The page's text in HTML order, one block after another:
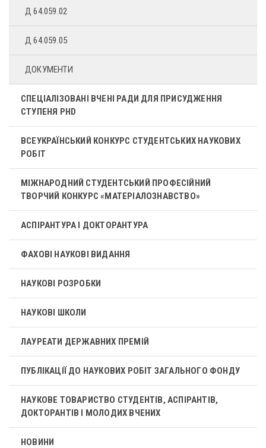
Д 64.059.02
Д 64.059.05
ДОКУМЕНТИ
СПЕЦІАЛІЗОВАНІ ВЧЕНІ РАДИ ДЛЯ ПРИСУДЖЕННЯ
СТУПЕНЯ PHD
ВСЕУКРАЇНСЬКИЙ КОНКУРС СТУДЕНТСЬКИХ НАУКОВИХ
РОБІТ
МІЖНАРОДНИЙ СТУДЕНТСЬКИЙ ПРОФЕСІЙНИЙ
ТВОРЧИЙ КОНКУРС «МАТЕРІАЛОЗНАВСТВО»
АСПІРАНТУРА І ДОКТОРАНТУРА
ФАХОВІ НАУКОВІ ВИДАННЯ
НАУКОВІ РОЗРОБКИ
НАУКОВІ ШКОЛИ
ЛАУРЕАТИ ДЕРЖАВНИХ ПРЕМІЙ
ПУБЛІКАЦІЇ ДО НАУКОВИХ РОБІТ ЗАГАЛЬНОГО ФОНДУ
НАУКОВЕ ТОВАРИСТВО СТУДЕНТІВ, АСПІРАНТІВ,
ДОКТОРАНТІВ І МОЛОДИХ ВЧЕНИХ
НОВИНИ